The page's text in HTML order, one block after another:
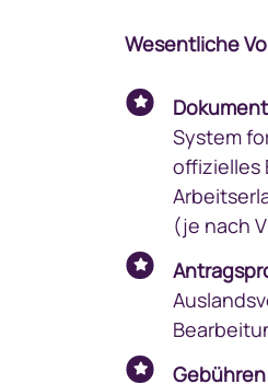
Wesentliche
System
offizielles
(je nach